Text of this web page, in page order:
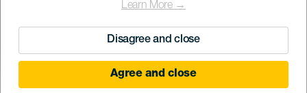
Learn More →
Disagree and close
Agree and close